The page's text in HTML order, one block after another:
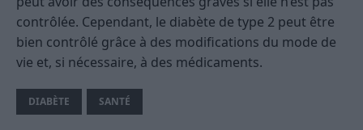
contrôlée. Cependant, le diabète de type 2 peut être
bien contrôlé grâce à des modifications du mode de
vie et, si nécessaire, à des médicaments.
DIABÈTE SANTÉ